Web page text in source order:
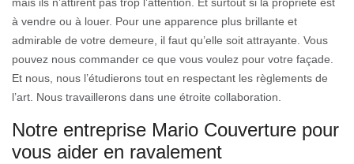
à vendre ou à louer. Pour une apparence plus brillante et
admirable de votre demeure, il faut qu’elle soit attrayante. Vous
pouvez nous commander ce que vous voulez pour votre façade.
Et nous, nous l’étudierons tout en respectant les règlements de
l’art. Nous travaillerons dans une étroite collaboration.
Notre entreprise Mario Couverture pour
vous aider en ravalement